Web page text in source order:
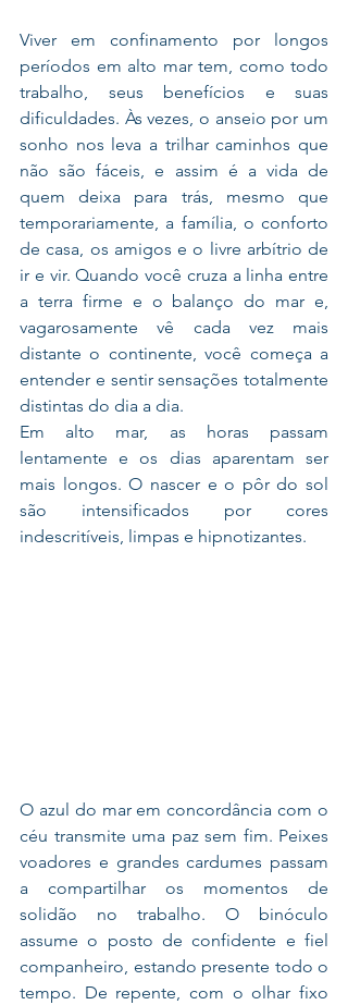
Viver em confinamento por longos
períodos em alto mar tem, como todo
trabalho, seus benefícios e suas
dificuldades. Às vezes, o anseio por um
sonho nos leva a trilhar caminhos que
não são fáceis, e assim é a vida de
quem deixa para trás, mesmo que
temporariamente, a família, o conforto
de casa, os amigos e o livre arbítrio de
ir e vir. Quando você cruza a linha entre
a terra firme e o balanço do mar e,
vagarosamente vê cada vez mais
distante o continente, você começa a
entender e sentir sensações totalmente
distintas do dia a dia.
Em alto mar, as horas passam
lentamente e os dias aparentam ser
mais longos. O nascer e o pôr do sol
são intensificados por cores
indescritíveis, limpas e hipnotizantes.
O azul do mar em concordância com o
céu transmite uma paz sem fim. Peixes
voadores e grandes cardumes passam
a compartilhar os momentos de
solidão no trabalho. O binóculo
assume o posto de confidente e fiel
companheiro, estando presente todo o
tempo. De repente, com o olhar fixo